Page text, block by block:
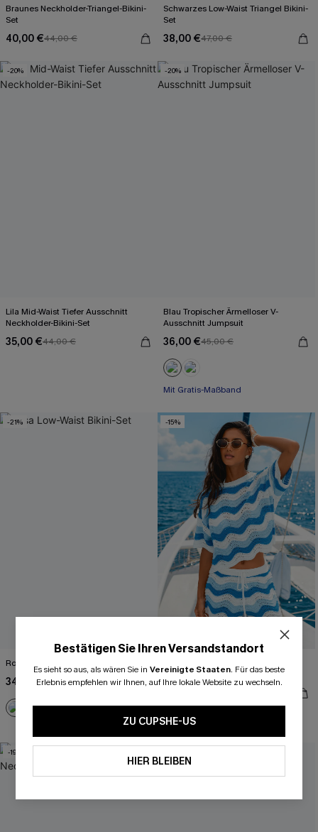
Braunes Neckholder-Triangel-Bikini-
Set
40,00 €44,00 €
Schwarzes Low-Waist Triangel Bikini-
Set
38,00 €47,00 €
-20%
Lila Mid-Waist Tiefer Ausschnitt
Neckholder-Bikini-Set
35,00 €44,00 €
-20%
Blau Tropischer Ärmelloser V-
Ausschnitt Jumpsuit
36,00 €45,00 €
Mit Gratis-Maßband
Weites Bein
-21%
Rosa Low-Waist Bikini-Set
34,00 €43,00 €
-15%
Strandtop
-19%
Bestätigen Sie Ihren Versandstandort
Es sieht so aus, als wären Sie in Vereinigte Staaten. Für das beste
Erlebnis empfehlen wir Ihnen, auf Ihre lokale Website zu wechseln.
ZU CUPSHE-US
HIER BLEIBEN